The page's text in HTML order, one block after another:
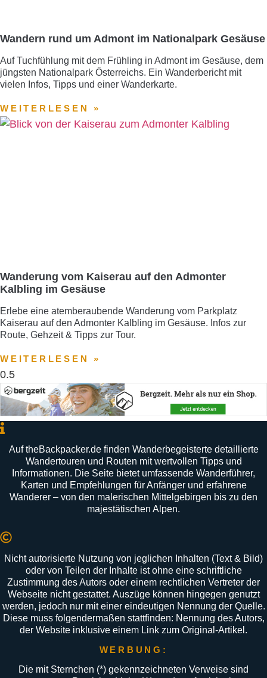
Wandern rund um Admont im Nationalpark Gesäuse
Auf Tuchfühlung mit dem Frühling in Admont im Gesäuse, dem
jüngsten Nationalpark Österreichs. Ein Wanderbericht mit
vielen Infos, Tipps und einer Wanderkarte.
WEITERLESEN »
Wanderung vom Kaiserau auf den Admonter
Kalbling im Gesäuse
Erlebe eine atemberaubende Wanderung vom Parkplatz
Kaiserau auf den Admonter Kalbling im Gesäuse. Infos zur
Route, Gehzeit & Tipps zur Tour.
WEITERLESEN »
Auf theBackpacker.de finden Wanderbegeisterte detaillierte
Wandertouren und Routen mit wertvollen Tipps und
Informationen. Die Seite bietet umfassende Wanderführer,
Karten und Empfehlungen für Anfänger und erfahrene
Wanderer – von den malerischen Mittelgebirgen bis zu den
majestätischen Alpen.
Nicht autorisierte Nutzung von jeglichen Inhalten (Text & Bild)
oder von Teilen der Inhalte ist ohne eine schriftliche
Zustimmung des Autors oder einem rechtlichen Vertreter der
Webseite nicht gestattet. Auszüge können hingegen genutzt
werden, jedoch nur mit einer eindeutigen Nennung der Quelle.
Diese muss folgendermaßen stattfinden: Nennung des Autors,
der Website inklusive einem Link zum Original-Artikel.
WERBUNG:
Die mit Sternchen (*) gekennzeichneten Verweise sind